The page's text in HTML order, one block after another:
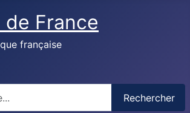
France
française
Rechercher